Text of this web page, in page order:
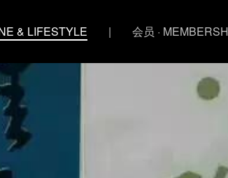
& LIFESTYLE | 会员 ·